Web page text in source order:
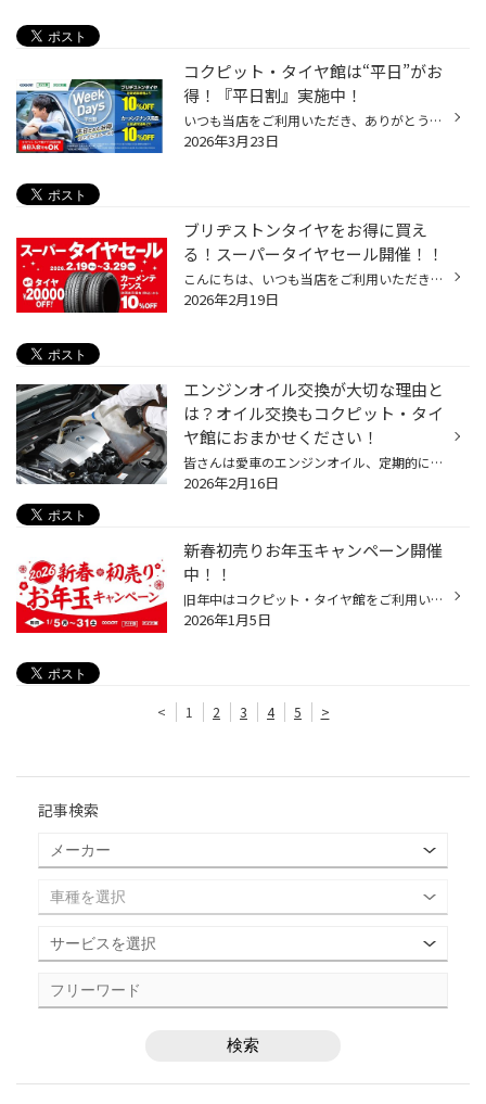
コクピット・タイヤ館は“平日”がお
得！『平日割』実施中！
いつも当店をご利用いただき、ありがとうございます。 コクピット・タイヤ館では、コクピット・タイヤ館アプリ会員の方限定で月曜日から金曜日の間、 タイヤやオイル、バッテリーなどのメンテナンスがお得に交換できる、 『平日割』を実施しております！！ 「平日割」のここがオススメ♪ 平日だと・...
2026年3月23日
ブリヂストンタイヤをお得に買え
る！スーパータイヤセール開催！！
こんにちは、いつも当店をご利用いただきましてありがとうございます。 コクピット・タイヤ館では、ブリヂストンタイヤをお得に買える！ スーパータイヤセールを2月19日(木)から3月29日(日)まで開催いたします！ ブリヂストンのタイヤを4本ご購入で最大20,000円引き！ タイヤをお得にご購入頂けるチ...
2026年2月19日
エンジンオイル交換が大切な理由と
は？オイル交換もコクピット・タイ
ヤ館におまかせください！
皆さんは愛車のエンジンオイル、定期的に交換していますか? 大切な愛車のコンディションを保つだけではなく、楽しく安全にドライブするためには 定期的なエンジンオイル交換はとても大切です。 【エンジンオイル交換しないとどうなるの？】 エンジンオイルは、エンジン内部の部品がスムーズに動くよ...
2026年2月16日
新春初売りお年玉キャンペーン開催
中！！
旧年中はコクピット・タイヤ館をご利用いただき、誠にありがとうございました。 本年もお客様の安全・安心なカーライフの為、一層努力してまいりますので、 引き続き宜しくお願い申し上げます。 いつもコクピット・タイヤ館をご愛顧いただいているアプリ会員様限定で 新春初売りお年玉キャンペーン...
2026年1月5日
< 1 2 3 4 5 >
記事検索